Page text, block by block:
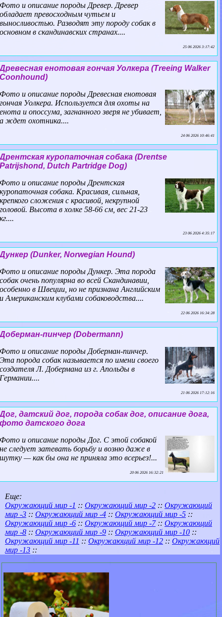
Фото и описание породы Древер. Древер
обладает превосходным чутьем и
выносливостью. Разводят эту породу собак в
основном в скандинавских странах....
25 06 2026 3:17:42
Древесная енотовая гончая Уолкера (Treeing Walker
Coonhound)
Фото и описание породы Древесная енотовая
гончая Уолкера. Используется для охоты на
енота и опоссума, загнанного зверя не убивает,
а ждет охотника....
24 06 2026 10:46:41
Дрентская куропаточная собака (Drentse
Patrijshond, Dutch Partridge Dog)
Фото и описание породы Дрентская
куропаточная собака. Красивая, сильная,
крепкого сложения с красивой, некрупной
головой. Высота в холке 58-66 см, вес 21-23
кг....
23 06 2026 4:35:17
Дункер (Dunker, Norwegian Hound)
Фото и описание породы Дункер. Эта порода
собак очень популярна во всей Скандинавии,
особенно в Швеции, но не признана Английским
и Американским клубами собаководства....
22 06 2026 16:34:28
Доберман-пинчер (Dobermann)
Фото и описание породы Доберман-пинчер.
Эта порода собак называется по имени своего
создателя Л. Добермана из г. Апольды в
Германии....
21 06 2026 17:12:16
Дог, датский дог, порода собак дог, описание дога,
фото датского дога
Фото и описание породы Дог. С этой собакой
не следует затевать борьбу и возню даже в
шутку — как бы она не приняла это всерьез!...
20 06 2026 16:32:21
Еще:
Окружающий мир -1 :: Окружающий мир -2 :: Окружающий
мир -3 :: Окружающий мир -4 :: Окружающий мир -5 ::
Окружающий мир -6 :: Окружающий мир -7:: Окружающий
мир -8 :: Окружающий мир -9 :: Окружающий мир -10 ::
Окружающий мир -11 :: Окружающий мир -12 :: Окружающий
мир -13 ::